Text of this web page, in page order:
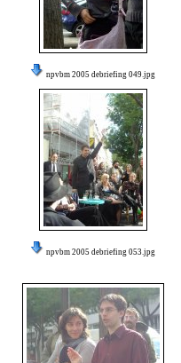
npvbm 2005 debriefing 049.jpg
npvbm 2005 debriefing 053.jpg